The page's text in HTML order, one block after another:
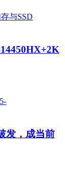
发，成当前